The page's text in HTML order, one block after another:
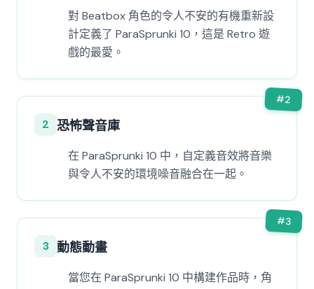
對 Beatbox 角色的令人不安的有機重新設
計定義了 ParaSprunki 10，這是 Retro 遊
戲的最愛。
#2
2 恐怖聲音庫
在 ParaSprunki 10 中，自定義音效將音樂
與令人不安的環境噪音融合在一起。
#3
3 動態動畫
當您在 ParaSprunki 10 中構建作品時，角